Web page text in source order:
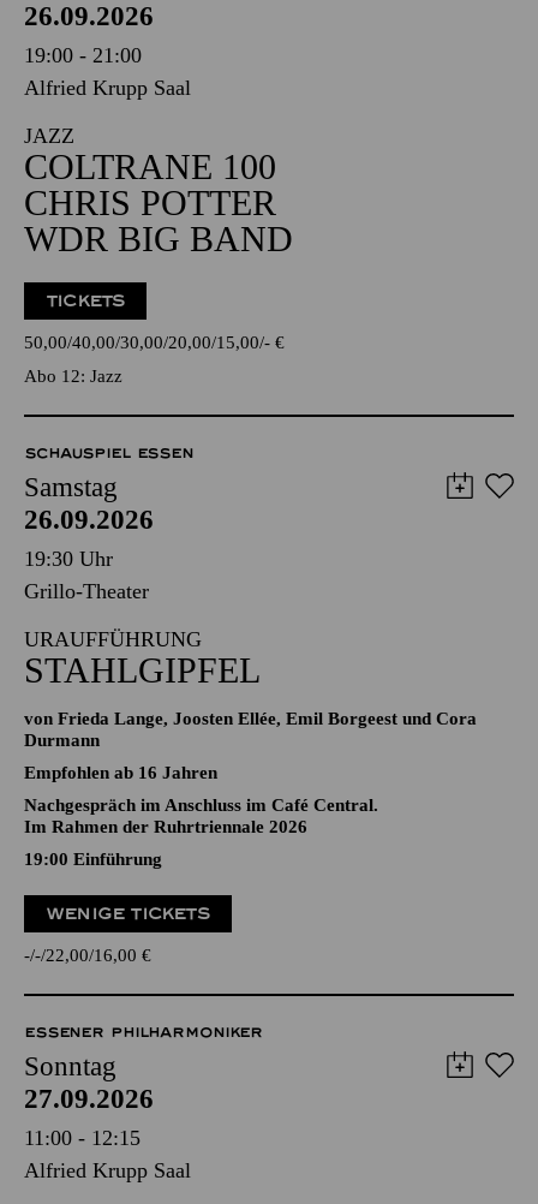
26.09.2026
19:00 - 21:00
Alfried Krupp Saal
JAZZ
COLTRANE 100
CHRIS POTTER
WDR BIG BAND
TICKETS
50,00 40,00 30,00 20,00 15,00 - €
Abo 12: Jazz
SCHAUSPIEL ESSEN
Samstag
26.09.2026
19:30 Uhr
Grillo-Theater
URAUFFÜHRUNG
STAHLGIPFEL
von Frieda Lange, Joosten Ellée, Emil Borgeest und Cora
Durmann
Empfohlen ab 16 Jahren
Nachgespräch im Anschluss im Café Central.
Im Rahmen der Ruhrtriennale 2026
19:00 Einführung
WENIGE TICKETS
- - 22,00 16,00 €
ESSENER PHILHARMONIKER
Sonntag
27.09.2026
11:00 - 12:15
Alfried Krupp Saal